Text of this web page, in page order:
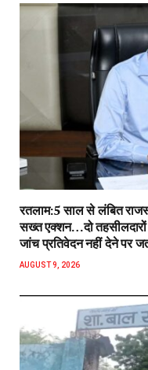
रतलाम:5 साल से लंबित
सख्त एक्शन…दो
जांच प्रतिवेदन नहीं देने पर
AUGUST 9, 2026